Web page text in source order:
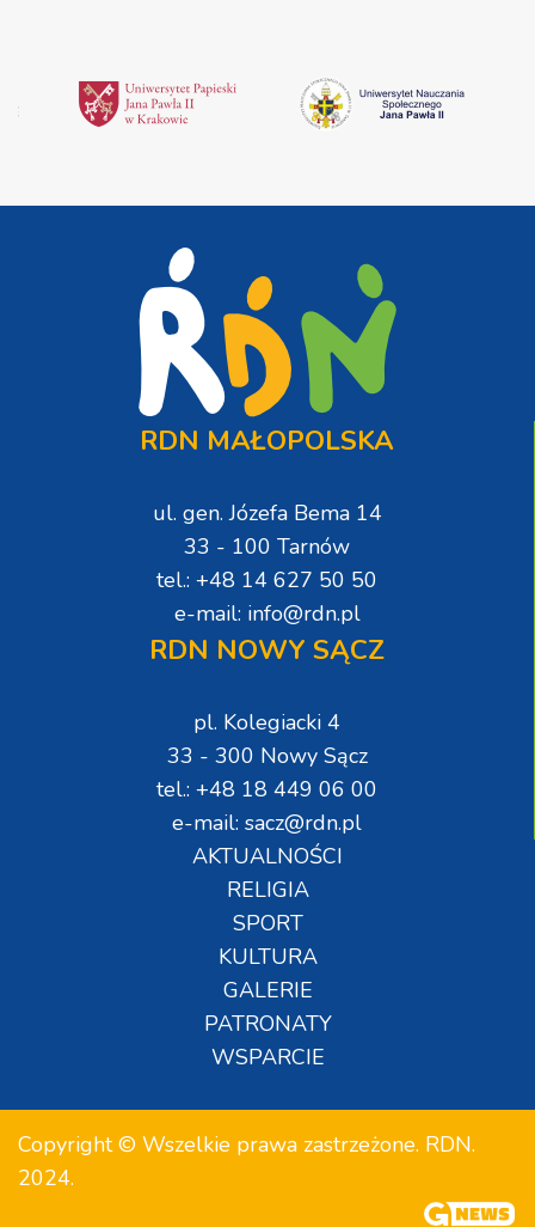
RDN MAŁOPOLSKA
ul. gen. Józefa Bema 14
33 - 100 Tarnów
tel.: +48 14 627 50 50
e-mail: info@rdn.pl
RDN NOWY SĄCZ
pl. Kolegiacki 4
33 - 300 Nowy Sącz
tel.: +48 18 449 06 00
e-mail: sacz@rdn.pl
AKTUALNOŚCI
RELIGIA
SPORT
KULTURA
GALERIE
PATRONATY
WSPARCIE
Copyright © Wszelkie prawa zastrzeżone. RDN.
2024.